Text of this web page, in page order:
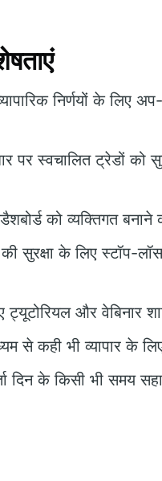
निर्णयों के लिए
पर स्वचालित ट्रेडों को
को व्यक्तिगत बनाने
सुरक्षा के लिए स्टॉप-
ट्यूटोरियल और वेबिनार
से कही भी व्यापार के
दिन के किसी भी समय